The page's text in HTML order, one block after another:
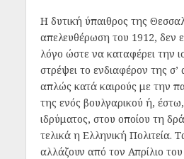
Η δυτική ύπαιθρος της
απελευθέρωση του 1912, δεν
λόγο ώστε να καταφέρει την
στρέψει το ενδιαφέρον της σ’
απλώς κατά καιρούς με την
της ενός βουλγαρικού ή,
ιδρύματος, στου οποίου τη
τελικά η Ελληνική Πολιτεία.
αλλάζουν από τον Απρίλιο